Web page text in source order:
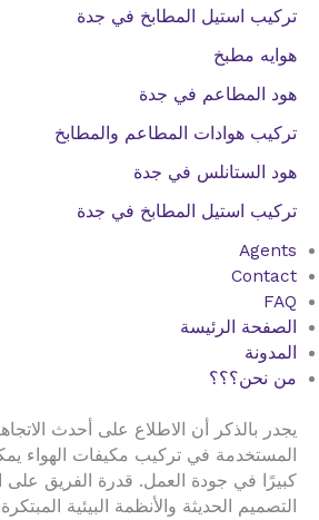
تركيب استيل المطابخ في جدة
هوايه مطبخ
هود المطاعم في جدة
تركيب هوادات المطاعم والمطابخ
هود الستانلس في جدة
تركيب استيل المطابخ في جدة
Agents
Contact
FAQ
الصفحة الرئيسة
المدونة
من نحن؟؟؟
يجدر بالذكر أن الاطلاع على أحدث
المستخدمة في تركيب مكيفات الهواء
كبيرًا في جودة العمل. قدرة الفريق
التصميم الحديثة والأنظمة البيئية